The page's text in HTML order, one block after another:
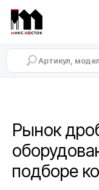
Рынок
подборе